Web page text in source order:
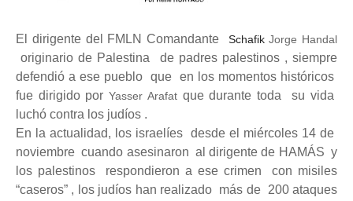
El dirigente del FMLN Comandante Schafik Jorge Handal
originario de Palestina de padres palestinos , siempre
defendió a ese pueblo que en los momentos históricos
fue dirigido porYasser Arafatque durante toda su vida
luchó contra los judíos .
En la actualidad, los israelíes desde el miércoles 14 de
noviembre cuando asesinaron al dirigente de HAMÁS y
los palestinos respondieron a ese crimen con misiles
“caseros” , los judíos han realizado más de 200 ataques